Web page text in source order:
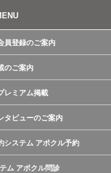
員登録のご案内
のご案内
レミアム掲載
タビューのご案内
システム アポクル予約
ム アポクル問診